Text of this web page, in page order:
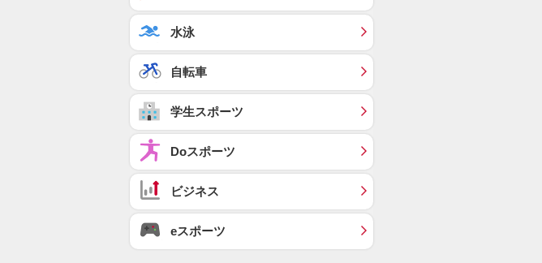
水泳
自転車
学生スポーツ
Doスポーツ
ビジネス
eスポーツ